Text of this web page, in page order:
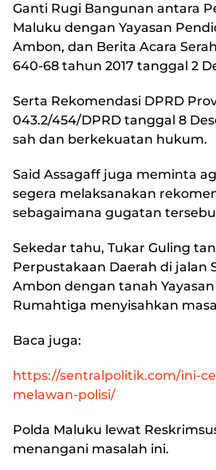
Ganti Rugi Bangunan antara
Maluku dengan Yayasan
Ambon, dan Berita Acara
640-68 tahun 2017 tanggal 2
Serta Rekomendasi DPRD
043.2/454/DPRD tanggal 8
sah dan berkekuatan hukum.
Said Assagaff juga meminta
segera melaksanakan
sebagaimana gugatan
Sekedar tahu, Tukar Guling
Perpustakaan Daerah di jalan
Ambon dengan tanah Yayasan
Rumahtiga menyisahkan
Baca juga:
https://sentralpolitik.com/ini-
melawan-polisi/
Polda Maluku lewat
menangani masalah ini.